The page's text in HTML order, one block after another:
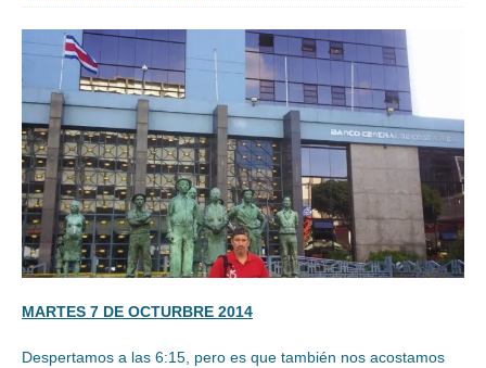
MARTES 7 DE OCTURBRE 2014
Despertamos a las 6:15, pero es que también nos acostamos